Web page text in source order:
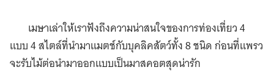
เมษาเล่าให้เราฟังถึงความน่าสนใจของการท่องเที่ยว 4
แบบ 4 สไตล์ที่นำมาแมตช์กับบุคลิคสัตว์ทั้ง 8 ชนิด ก่อนที่แพรว
จะรับไม้ต่อนำมาออกแบบเป็นมาสคอตสุดน่ารัก